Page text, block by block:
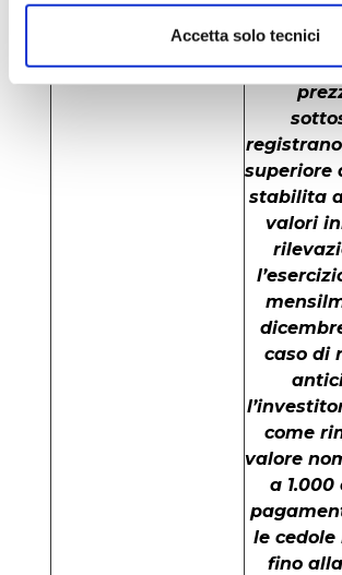
Accetta solo tecnici
attiva
superiore
stabilita
valori
caso di
come
valore
a 1.000
le
fino